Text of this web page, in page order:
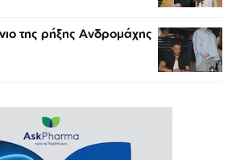
της ρήξης Ανδρομάχης